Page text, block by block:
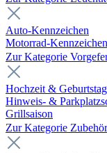
Auto-Kennzeichen
Motorrad-Kennzeichen
Zur Kategorie
Hochzeit & Geburtstag
Hinweis- &
Grillsaison
Zur Kategorie